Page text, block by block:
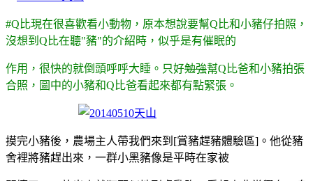
#Q比現在很喜歡看小動物，原本想說要幫Q比和小豬仔拍照，
沒想到Q比在聽"豬"的介紹時，似乎是有催眠的
作用，很快的就倒頭呼呼大睡。只好勉強幫Q比爸和小豬拍張
合照，圖中的小豬和Q比爸看起來都有點緊張。
摸完小豬後，農場主人帶我們來到[賞豬趕豬體驗區]。他從豬
舍裡將豬趕出來，一群小黑豬像是平時在家被